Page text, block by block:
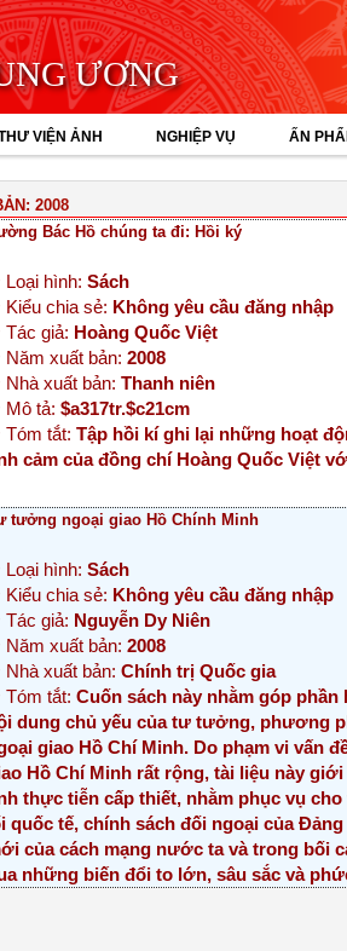
ƯƠNG
VIỆN ẢNH NGHIỆP VỤ ẤN
2008
Bác Hồ chúng ta đi: Hồi ký
hình: Sách
chia sẻ: Không yêu cầu đăng nhập
giả: Hoàng Quốc Việt
xuất bản: 2008
xuất bản: Thanh niên
tả: $a317tr.$c21cm
tắt: Tập hồi kí ghi lại những hoạt
cảm của đồng chí Hoàng Quốc Việt
tưởng ngoại giao Hồ Chính Minh
hình: Sách
chia sẻ: Không yêu cầu đăng nhập
giả: Nguyễn Dy Niên
xuất bản: 2008
xuất bản: Chính trị Quốc gia
tắt: Cuốn sách này nhằm góp
dung chủ yếu của tư tưởng, phương
giao Hồ Chí Minh. Do phạm vi vấn
Hồ Chí Minh rất rộng, tài liệu này
thực tiễn cấp thiết, nhằm phục vụ
quốc tế, chính sách đối ngoại của
của cách mạng nước ta và trong bối
những biến đổi to lớn, sâu sắc và